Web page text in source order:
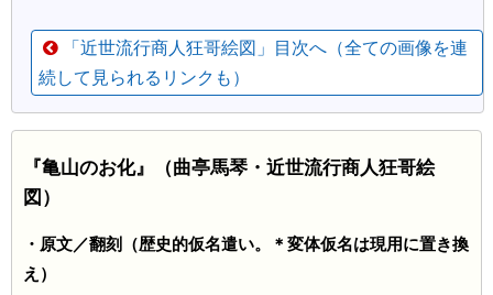
「近世流行商人狂哥絵図」目次へ（全ての画像を連
続して見られるリンクも）
『亀山のお化』（曲亭馬琴・近世流行商人狂哥絵
図）
・原文／翻刻（歴史的仮名遣い。＊変体仮名は現用に置き換
え）